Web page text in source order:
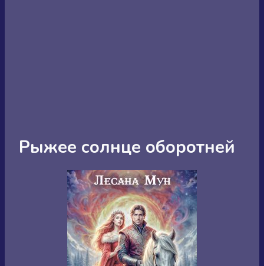
Рыжее солнце оборотней